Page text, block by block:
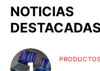
NOTICIAS
DESTACADAS
PRODUCTOS